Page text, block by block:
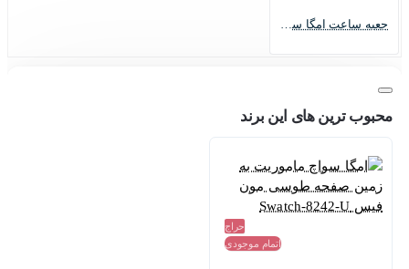
جعبه ساعت امگا سواچ اورجینال ماموریت به زحل Swatch-Box-7792-U
محبوب ترین های این برند
حراج
اتمام موجودی